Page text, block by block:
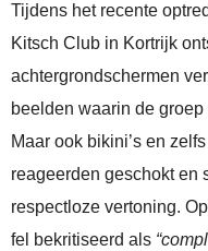
Tijdens het recente
Kitsch Club in Kortrijk
achtergrondschermen
beelden waarin de
Maar ook bikini’s en
reageerden geschokt en
respectloze vertoning.
fel bekritiseerd als